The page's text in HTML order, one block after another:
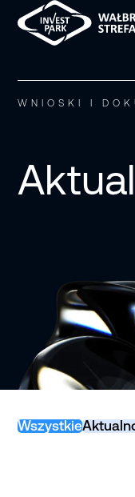
WNIOSKI I
Wszystkie